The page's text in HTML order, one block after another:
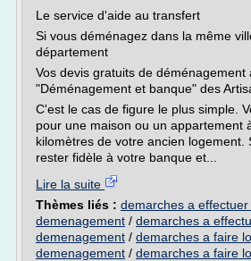
Le service d'aide au transfert
Si vous déménagez dans la même
département
Vos devis gratuits de déménagement
"Déménagement et banque" des
C'est le cas de figure le plus simple.
pour une maison ou un appartement
kilomètres de votre ancien logement.
rester fidèle à votre banque et...
Lire la suite
Thèmes liés : demarches a
demenagement / demarches a
demenagement / demarches a faire
demenagement / demarches a faire